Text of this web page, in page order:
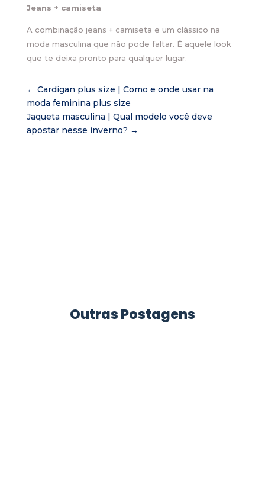
Jeans + camiseta
A combinação jeans + camiseta e um clássico na
moda masculina que não pode faltar. É aquele look
que te deixa pronto para qualquer lugar.
← Cardigan plus size | Como e onde usar na
moda feminina plus size
Jaqueta masculina | Qual modelo você deve
apostar nesse inverno? →
Outras Postagens